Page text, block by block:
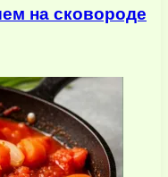
на сковороде